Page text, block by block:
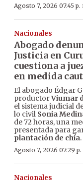
Agosto 7, 2026 07:45 p.
Nacionales
Abogado
Justicia en
cuestiona a
en medida
El abogado Édgar
productorViumar
el sistema judicial
lo civil Sonia
de 72 horas, una
presentada para
plantación de chía.
Agosto 7, 2026 07:29 p.
Nacionales